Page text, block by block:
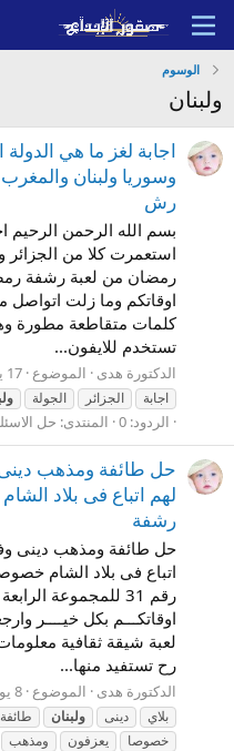
الوسوم
ولبنان
اجابة لغز ما هي
رش
بسم الله الرحمن الرحيم
رمضان من لعبة رشفة
اوقاتكم وما زلت
كلمات متقاطعة مطورة
تستخدم للايفون...
الدكتورة هدى الموضوع 17 يونيو 2016
اجابة
الجزائر الجولة
الردود: 0 المنتدى: حل
حل طائفة ومذهب
لهم اتباع فى بلاد
رشفة
حل طائفة ومذهب دينى
اتباع فى بلاد الشام
رقم 31 للمجموعة
اوقاتكـــم بكل خيــــر
لعبة شيقة ثقافية
رح تستفيد منها...
الدكتورة هدى الموضوع 8 يونيو 2016
بلاي
دينى ولبنان طائفة
خصوصا
يعزفون ومذهب